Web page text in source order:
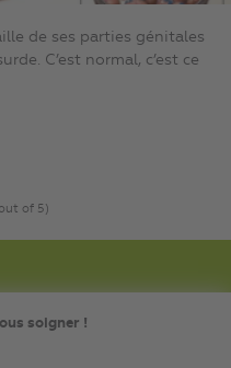
de ses parties génitales
C’est normal, c’est ce
out of 5)
soigner !